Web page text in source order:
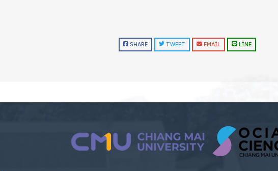
SHARE TWEET EMAIL LINE